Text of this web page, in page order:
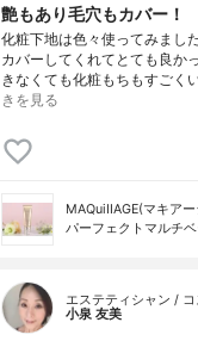
艶もあり毛穴もカバー！
化粧下地は色々使ってみまし
カバーしてくれてとても良か
きなくても化粧もちもすごく
きを見る
MAQuiIIAGE(マキア
パーフェクトマルチ
エステティシャン /
小泉 友美